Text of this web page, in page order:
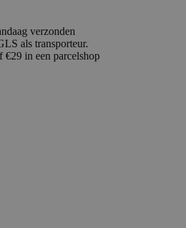
verzonden
als transporteur.
€29 in een parcelshop